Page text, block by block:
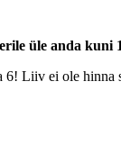
üle anda kuni
Liiv ei ole hinna